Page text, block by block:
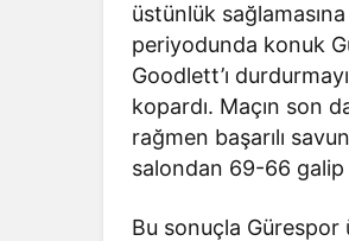
üstünlük
periyodunda konuk
Goodlett’ı
kopardı. Maçın son
rağmen başarılı
salondan 69-66 galip
Bu sonuçla